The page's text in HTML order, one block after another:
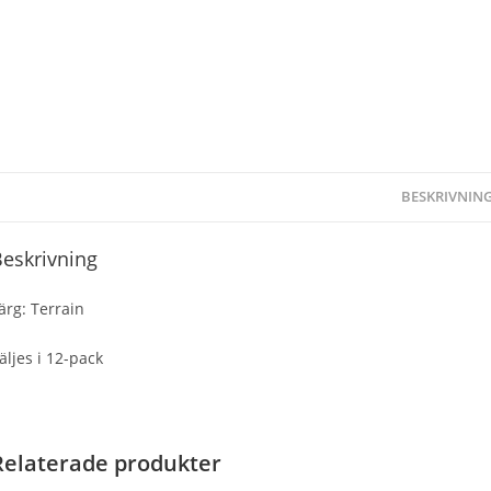
Terrain
i 12-pack
produkter